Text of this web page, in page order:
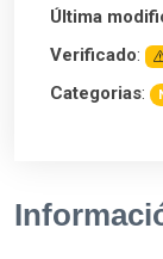
Última
Verificado:
Categorias: